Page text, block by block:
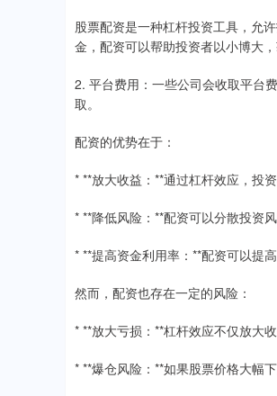
股票配资是一种杠杆投资工具，允
金，配资可以帮助投资者以小博大，
2. 平台费用：一些公司会收取平台
取。
配资的优势在于：
* **放大收益：**通过杠杆效应，投
* **降低风险：**配资可以分散投资
* **提高资金利用率：**配资可以提
然而，配资也存在一定的风险：
* **放大亏损：**杠杆效应不仅放大
* **爆仓风险：**如果股票价格大幅